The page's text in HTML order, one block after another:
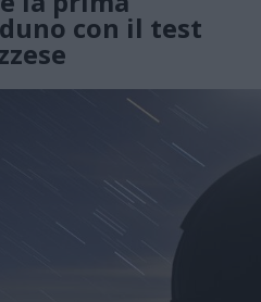
con il test